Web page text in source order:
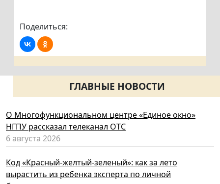
Поделиться:
ГЛАВНЫЕ НОВОСТИ
О Многофункциональном центре «Единое окно»
НГПУ рассказал телеканал ОТС
6 августа 2026
Код «Красный-желтый-зеленый»: как за лето
вырастить из ребенка эксперта по личной